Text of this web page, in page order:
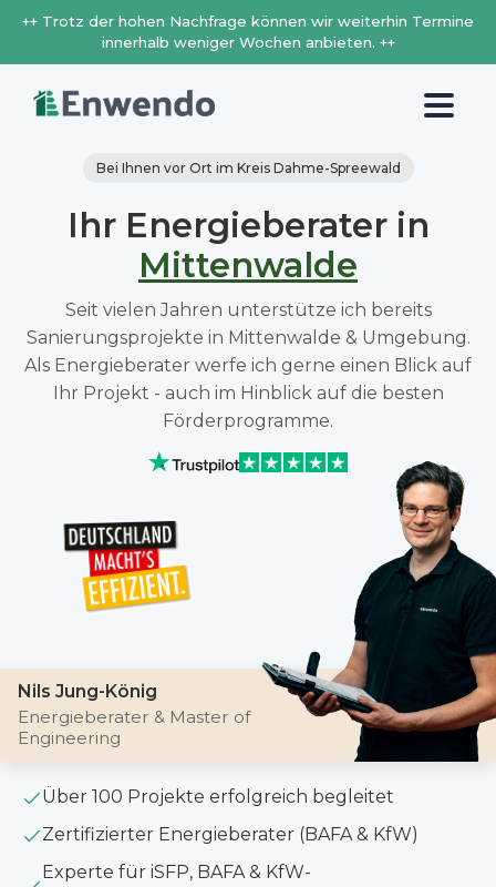
++ Trotz der hohen Nachfrage können wir weiterhin Termine
innerhalb weniger Wochen anbieten. ++
Bei Ihnen vor Ort im Kreis Dahme-Spreewald
Ihr Energieberater in
Mittenwalde
Seit vielen Jahren unterstütze ich bereits
Sanierungsprojekte in Mittenwalde & Umgebung.
Als Energieberater werfe ich gerne einen Blick auf
Ihr Projekt - auch im Hinblick auf die besten
Förderprogramme.
Nils Jung-König
Energieberater & Master of
Engineering
Über 100 Projekte erfolgreich begleitet
Zertifizierter Energieberater (BAFA & KfW)
Experte für iSFP, BAFA & KfW-